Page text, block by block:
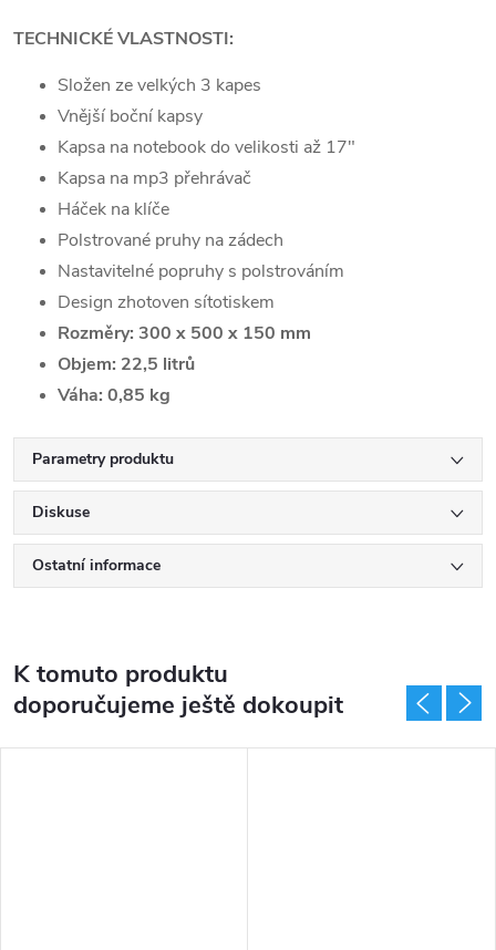
TECHNICKÉ VLASTNOSTI:
Složen ze velkých 3 kapes
Vnější boční kapsy
Kapsa na notebook do velikosti až 17"
Kapsa na mp3 přehrávač
Háček na klíče
Polstrované pruhy na zádech
Nastavitelné popruhy s polstrováním
Design zhotoven sítotiskem
Rozměry: 300 x 500 x 150 mm
Objem: 22,5 litrů
Váha: 0,85 kg
Parametry produktu
Diskuse
Ostatní informace
K tomuto produktu
doporučujeme ještě dokoupit